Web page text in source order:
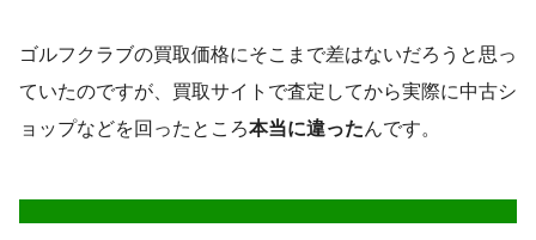
ゴルフクラブの買取価格にそこまで差はないだろうと思っ
ていたのですが、買取サイトで査定してから実際に中古シ
ョップなどを回ったところ本当に違ったんです。